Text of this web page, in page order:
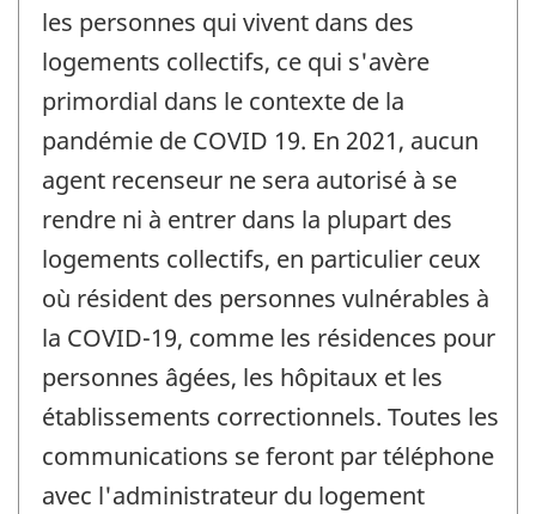
les personnes qui vivent dans des
logements collectifs, ce qui s'avère
primordial dans le contexte de la
pandémie de COVID 19. En 2021, aucun
agent recenseur ne sera autorisé à se
rendre ni à entrer dans la plupart des
logements collectifs, en particulier ceux
où résident des personnes vulnérables à
la COVID-19, comme les résidences pour
personnes âgées, les hôpitaux et les
établissements correctionnels. Toutes les
communications se feront par téléphone
avec l'administrateur du logement